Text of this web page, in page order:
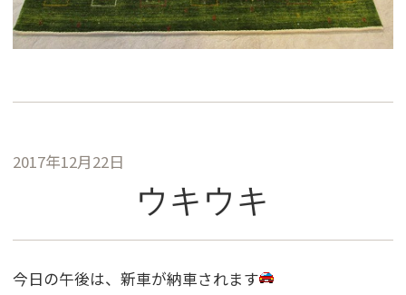
2017年12月22日
ウキウキ
今日の午後は、新車が納車されます